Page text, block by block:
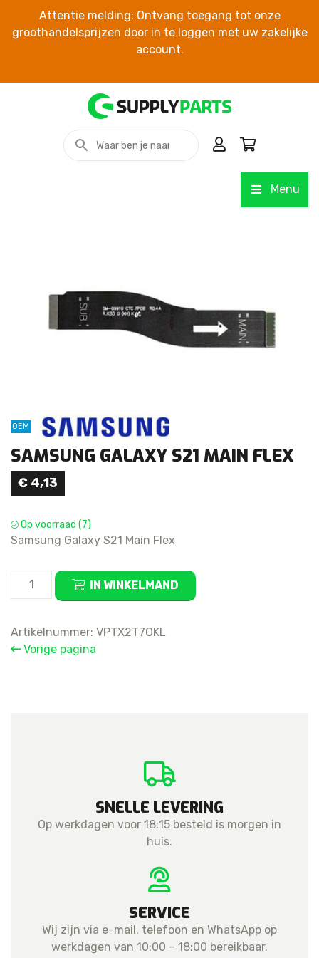
Attentie melding: Ontvang toegang tot onze
groothandelsprijzen door in te loggen met uw zakelijke
account.
Menu
OEM
SAMSUNG GALAXY S21 MAIN FLEX
€ 4,13
Op voorraad (7)
Samsung Galaxy S21 Main Flex
Samsung
Main
Flex
IN WINKELMAND
Artikelnummer: VPTX2T7OKL
Vorige pagina
SNELLE LEVERING
Op werkdagen voor 18:15 besteld is morgen in
huis.
SERVICE
Wij zijn via e-mail, telefoon en WhatsApp op
werkdagen van 10:00 – 18:00 bereikbaar.